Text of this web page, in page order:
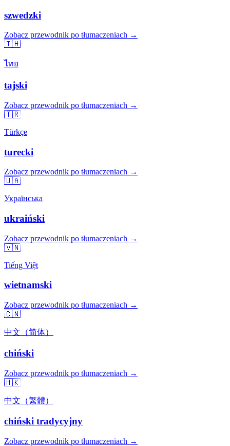
szwedzki
Zobacz przewodnik po tłumaczeniach →
🇹🇭
ไทย
tajski
Zobacz przewodnik po tłumaczeniach →
🇹🇷
Türkçe
turecki
Zobacz przewodnik po tłumaczeniach →
🇺🇦
Українська
ukraiński
Zobacz przewodnik po tłumaczeniach →
🇻🇳
Tiếng Việt
wietnamski
Zobacz przewodnik po tłumaczeniach →
🇨🇳
中文（简体）
chiński
Zobacz przewodnik po tłumaczeniach →
🇭🇰
中文（繁體）
chiński tradycyjny
Zobacz przewodnik po tłumaczeniach →